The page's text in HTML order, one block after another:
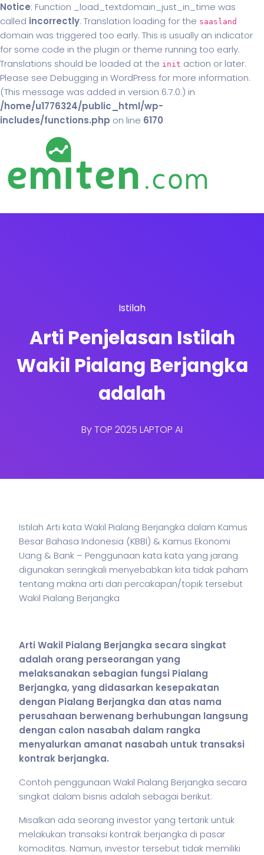
Notice: Function _load_textdomain_just_in_time was
called incorrectly. Translation loading for the saasland
domain was triggered too early. This is usually an indicator
for some code in the plugin or theme running too early.
Translations should be loaded at the init action or later.
Please see Debugging in WordPress for more information.
(This message was added in version 6.7.0.) in
/home/u1776324/public_html/wp-
includes/functions.php on line 6170
Istilah
Arti Penjelasan Istilah
Wakil Pialang Berjangka
adalah
ByTOP 2025 LAPTOP AI
Istilah Arti kata Wakil Pialang Berjangka dalam Kamus
Besar Bahasa Indonesia (KBBI) & Kamus Ekonomi
Uang & Bank – Penggunaan kata kata yang jarang
digunakan seringkali menyebabkan kita tidak paham
tentang makna arti dari percakapan/topik tersebut
Wakil Pialang Berjangka
Arti Wakil Pialang Berjangka secara singkat
adalah orang perseorangan yang
melaksanakan sebagian fungsi Pialang
Berjangka, yang didasarkan kesepakatan
dengan Pialang Berjangka dan atas nama
perusahaan berwenang berhubungan langsung
dengan calon nasabah dalam rangka
menyalurkan amanat nasabah untuk transaksi
kontrak berjangka.
Contoh penggunaan Wakil Pialang Berjangka secara
singkat dalam bisnis adalah sebagai berikut:
Misalkan ada seorang investor yang tertarik untuk
melakukan transaksi kontrak berjangka di pasar
komoditas. Namun, investor tersebut tidak memiliki